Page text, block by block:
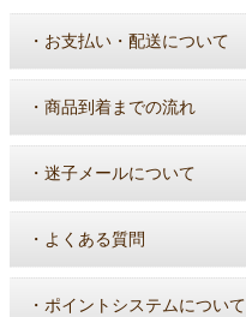
・ お支払い・配送について
・ 商品到着までの流れ
・ 迷子メールについて
・ よくある質問
・ ポイントシステムについて